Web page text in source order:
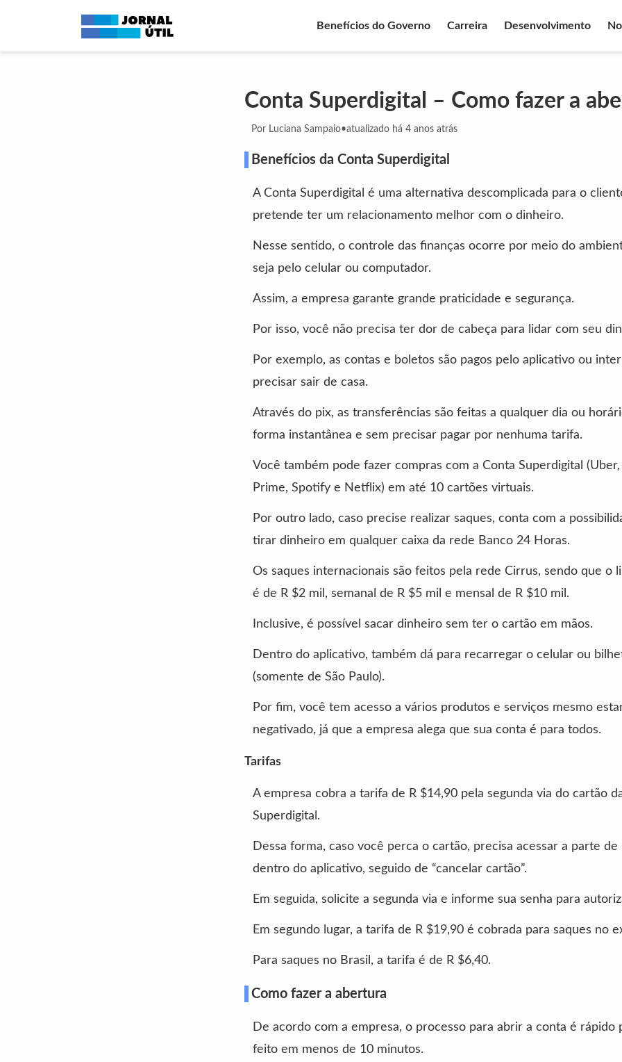
Benefícios do Governo Carreira Desenvolvimento
Conta Superdigital – Como fazer a
Por Luciana Sampaio•atualizado há 4 anos atrás
Benefícios da Conta Superdigital
A Conta Superdigital é uma alternativa descomplicada para o
pretende ter um relacionamento melhor com o dinheiro.
Nesse sentido, o controle das finanças ocorre por meio do
seja pelo celular ou computador.
Assim, a empresa garante grande praticidade e segurança.
Por isso, você não precisa ter dor de cabeça para lidar com seu
Por exemplo, as contas e boletos são pagos pelo aplicativo ou
precisar sair de casa.
Através do pix, as transferências são feitas a qualquer dia ou
forma instantânea e sem precisar pagar por nenhuma tarifa.
Você também pode fazer compras com a Conta Superdigital (Uber,
Prime, Spotify e Netflix) em até 10 cartões virtuais.
Por outro lado, caso precise realizar saques, conta com a
tirar dinheiro em qualquer caixa da rede Banco 24 Horas.
Os saques internacionais são feitos pela rede Cirrus, sendo que o
é de R $2 mil, semanal de R $5 mil e mensal de R $10 mil.
Inclusive, é possível sacar dinheiro sem ter o cartão em mãos.
Dentro do aplicativo, também dá para recarregar o celular ou
(somente de São Paulo).
Por fim, você tem acesso a vários produtos e serviços mesmo
negativado, já que a empresa alega que sua conta é para todos.
Tarifas
A empresa cobra a tarifa de R $14,90 pela segunda via do cartão
Superdigital.
Dessa forma, caso você perca o cartão, precisa acessar a parte de
dentro do aplicativo, seguido de “cancelar cartão”.
Em seguida, solicite a segunda via e informe sua senha para
Em segundo lugar, a tarifa de R $19,90 é cobrada para saques no
Para saques no Brasil, a tarifa é de R $6,40.
Como fazer a abertura
De acordo com a empresa, o processo para abrir a conta é rápido
feito em menos de 10 minutos.